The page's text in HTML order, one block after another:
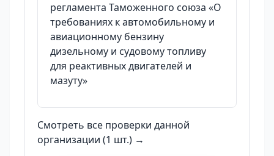
регламента Таможенного союза «О
требованиях к автомобильному и
авиационному бензину
дизельному и судовому топливу
для реактивных двигателей и
мазуту»
Смотреть все проверки данной
организации (1 шт.) →